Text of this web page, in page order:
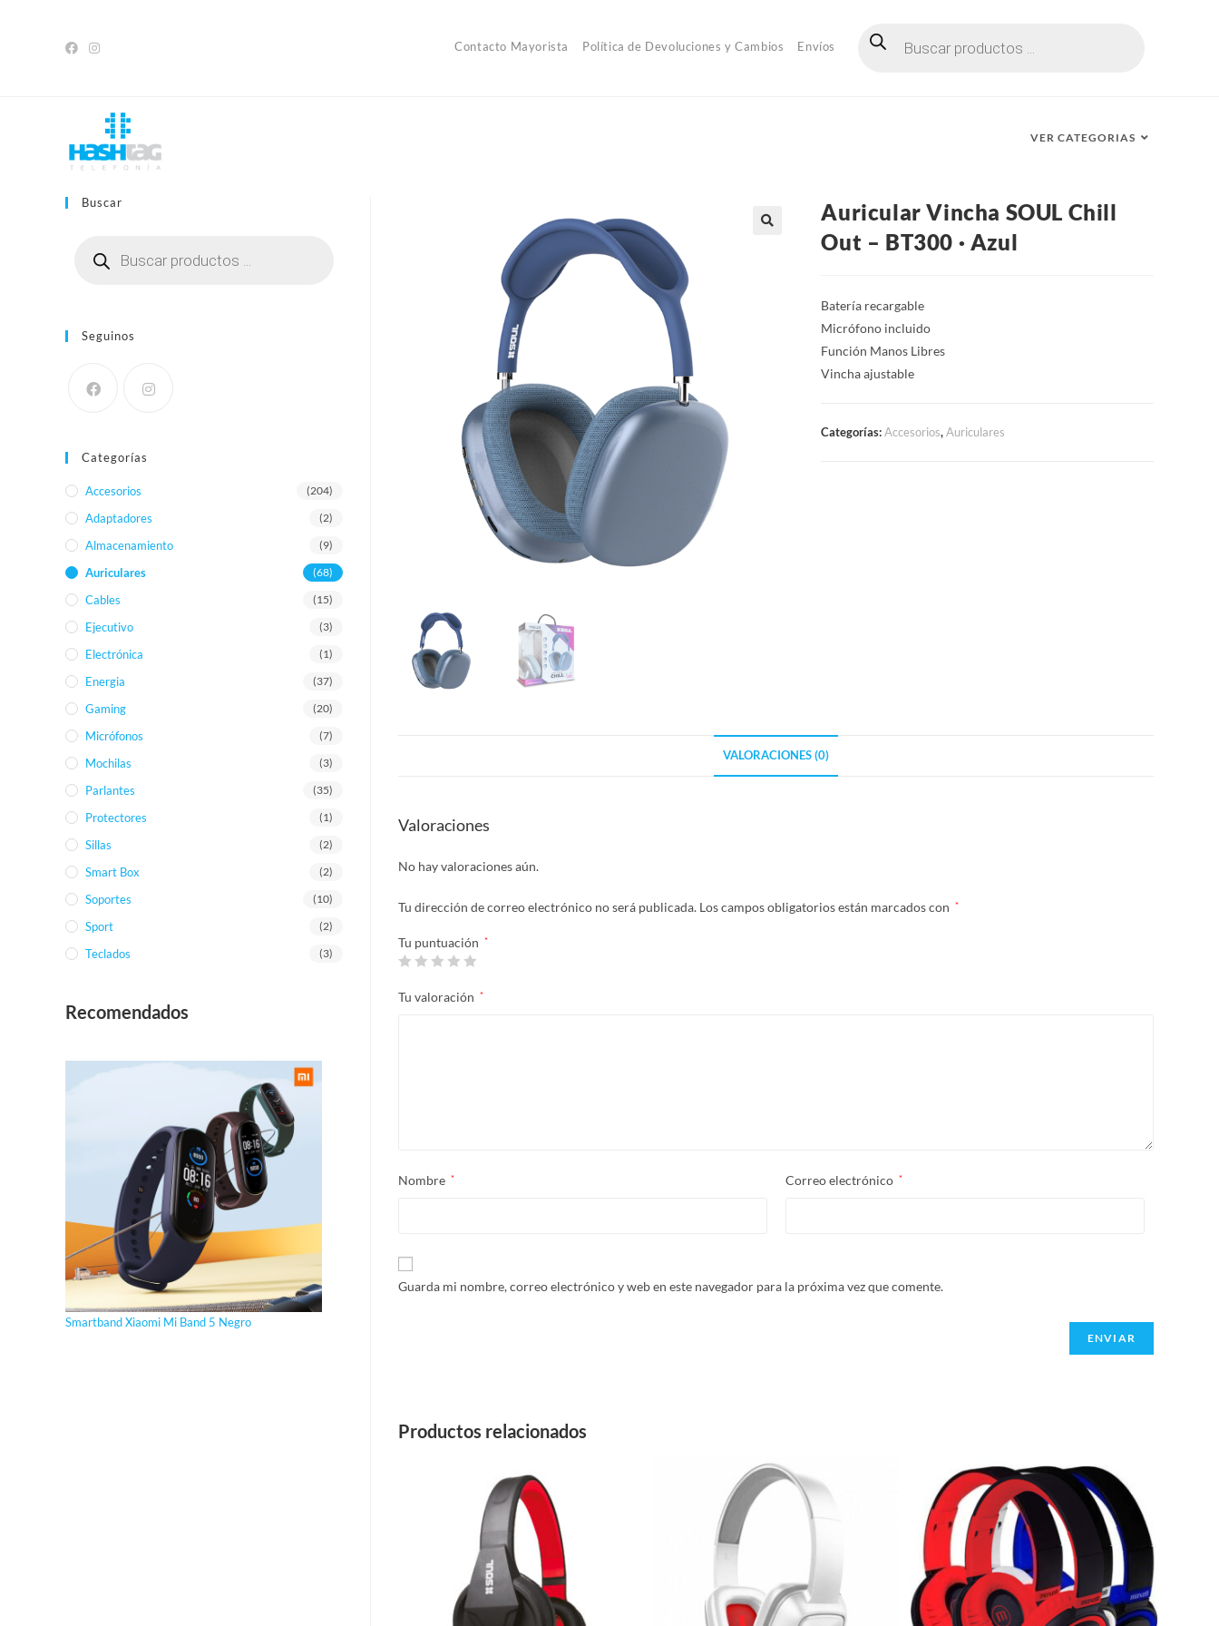
Contacto Mayorista Política de Devoluciones y Cambios Envíos de
productos
VER CATEGORIAS
Auricular Vincha SOUL Chill
Out – BT300 · Azul
Batería recargable
Micrófono incluido
Función Manos Libres
Vincha ajustable
Categorías:Accesorios,Auriculares
VALORACIONES (0)
Valoraciones
No hay valoraciones aún.
Tu dirección de correo electrónico no será publicada. Los campos obligatorios están marcados con *
Tu puntuación *
Tu valoración *
Nombre * Correo electrónico *
Guarda mi nombre, correo electrónico y web en este navegador para la próxima vez que comente.
Productos relacionados
Buscar
productos
Seguinos
Categorías
Accesorios (204)
Adaptadores (2)
Almacenamiento (9)
Auriculares (68)
Cables (15)
Ejecutivo (3)
Electrónica (1)
Energia (37)
Gaming (20)
Micrófonos (7)
Mochilas (3)
Parlantes (35)
Protectores (1)
Sillas (2)
Smart Box (2)
Soportes (10)
Sport (2)
Teclados (3)
Recomendados
Smartband Xiaomi Mi Band 5 Negro